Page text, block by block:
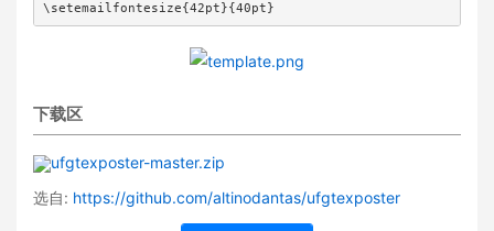
\setemailfontesize{42pt}{40pt}
下载区
ufgtexposter-master.zip
选自: https://github.com/altinodantas/ufgtexposter